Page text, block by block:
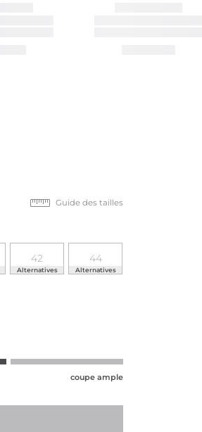
Guide des tailles
42
Alternatives
44
Alternatives
coupe ample